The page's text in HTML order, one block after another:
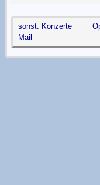
sonst. Konzerte
Mail